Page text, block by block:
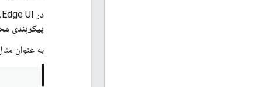
در Edge UI، به
پیکربندی
به عنوان